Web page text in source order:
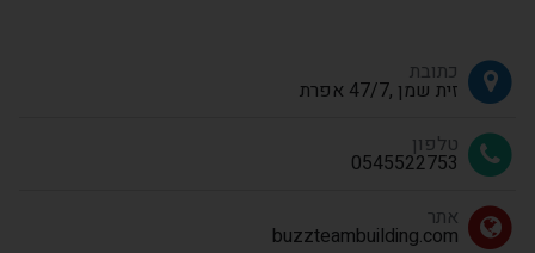
כתובת
זית שמן ,47/7 אפרת
טלפון
0545522753
אתר
buzzteambuilding.com